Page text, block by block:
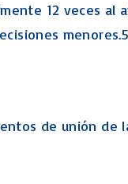
12 veces al
menores.5
de unión de